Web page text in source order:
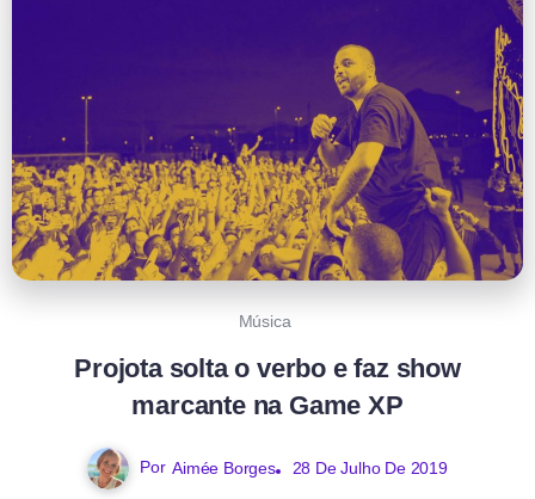
Música
Projota solta o verbo e faz show
marcante na Game XP
Por Aimée Borges 28 De Julho De 2019